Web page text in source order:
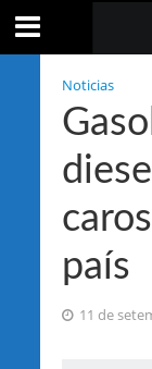
Noticias
país
11 de